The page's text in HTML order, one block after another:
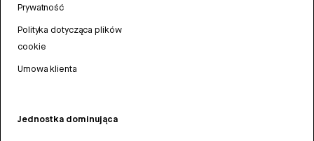
Prywatność
Polityka dotycząca plików
cookie
Umowa klienta
Jednostka dominująca